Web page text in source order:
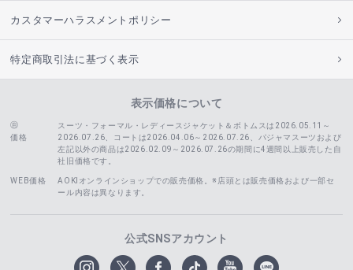
カスタマーハラスメントポリシー
特定商取引法に基づく表示
表示価格について
価格
スーツ・フォーマル・レディースジャケット＆ボトムスは2026.05.11～
2026.07.26、コートは2026.04.06～2026.07.26、
パジャマスーツおよび
左記以外の商品は2026.02.09～2026.07.26の期間に4週間以上販売した自
社旧価格です。
WEB価格
AOKIオンラインショップでの販売価格。※店頭とは販売価格および一部セ
ール内容は異なります。
公式SNSアカウント